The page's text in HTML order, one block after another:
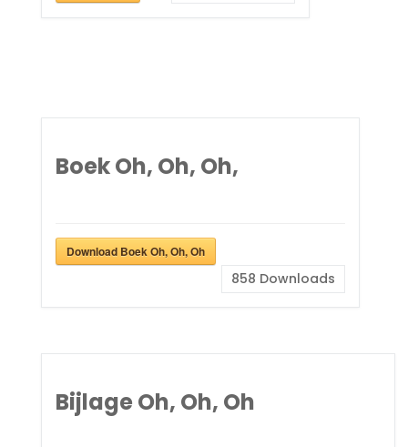
Boek Oh, Oh, Oh,
Download Boek Oh, Oh, Oh
858 Downloads
Bijlage Oh, Oh, Oh